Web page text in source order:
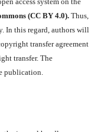
(CC BY 4.0).Thus,
In this regard, authors will
transfer agreement
transfer. The
publication.